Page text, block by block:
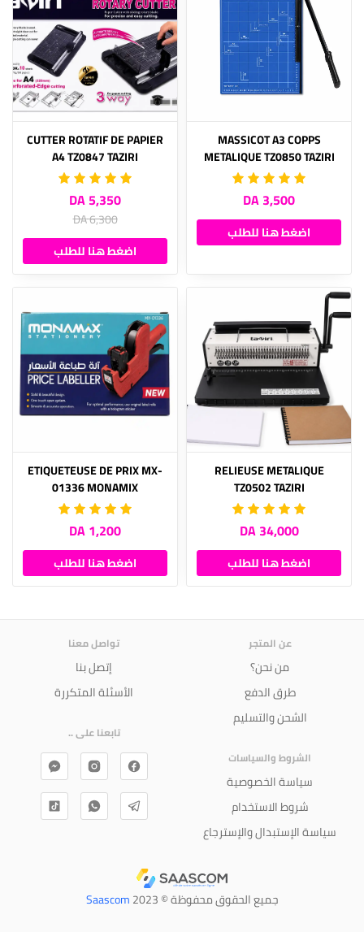
MASSICOT A3 COPPS
METALIQUE TZ0850 TAZIRI
3,500 DA
اضغط هنا للطلب
CUTTER ROTATIF DE PAPIER
A4 TZ0847 TAZIRI
5,350 DA
6,300 DA
اضغط هنا للطلب
RELIEUSE METALIQUE
TZ0502 TAZIRI
34,000 DA
اضغط هنا للطلب
ETIQUETEUSE DE PRIX MX-
01336 MONAMIX
1,200 DA
اضغط هنا للطلب
عن المتجر
من نحن؟
طرق الدفع
الشحن والتسليم
الشروط والسياسات
سياسة الخصوصية
شروط الاستخدام
سياسة الإستبدال والإسترجاع
تواصل معنا
إتصل بنا
الأسئلة المتكررة
تابعنا على ..
جميع الحقوق محفوظة © 2023 Saascom